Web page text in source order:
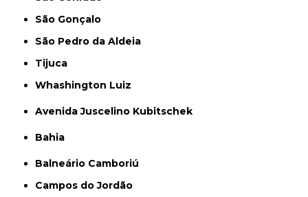
São Gonçalo
São Pedro da Aldeia
Tijuca
Whashington Luiz
Avenida Juscelino Kubitschek
Bahia
Balneário Camboriú
Campos do Jordão